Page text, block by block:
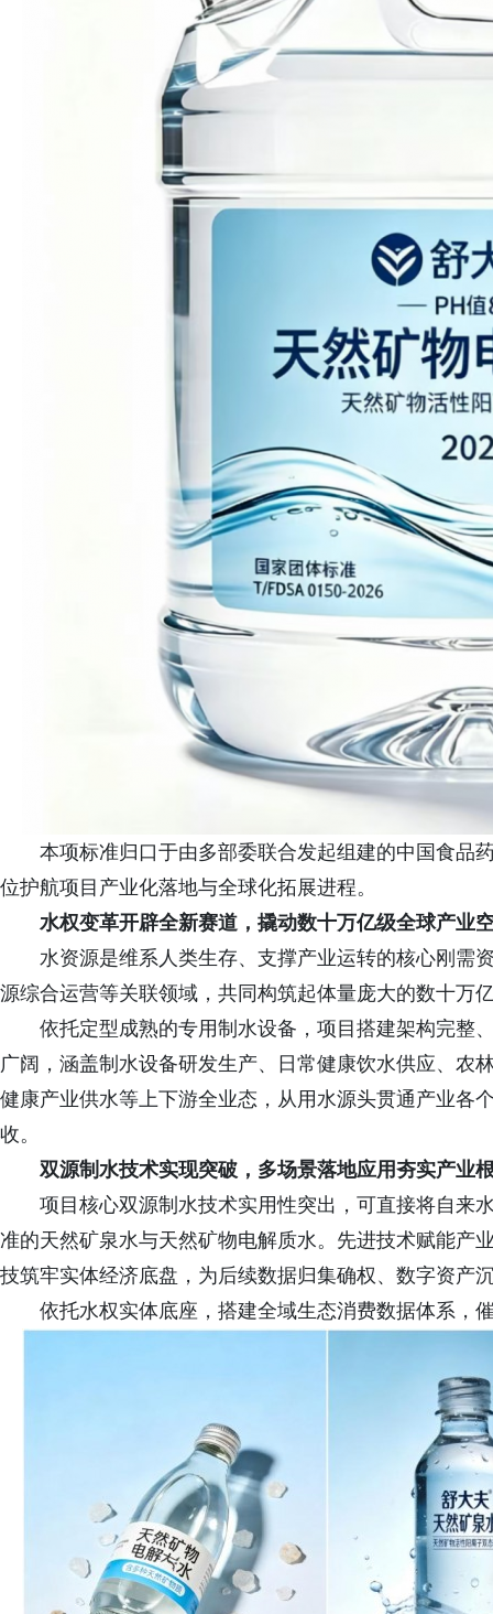
本项标准归口于由多部委联合发起组建的中国食品
位护航项目产业化落地与全球化拓展进程。
水权变革开辟全新赛道，撬动数十万亿级全球产业
水资源是维系人类生存、支撑产业运转的核心刚需
源综合运营等关联领域，共同构筑起体量庞大的数十万
依托定型成熟的专用制水设备，项目搭建架构完整
广阔，涵盖制水设备研发生产、日常健康饮水供应、农
健康产业供水等上下游全业态，从用水源头贯通产业各
收。
双源制水技术实现突破，多场景落地应用夯实产业
项目核心双源制水技术实用性突出，可直接将自来
准的天然矿泉水与天然矿物电解质水。先进技术赋能产
技筑牢实体经济底盘，为后续数据归集确权、数字资产
依托水权实体底座，搭建全域生态消费数据体系，